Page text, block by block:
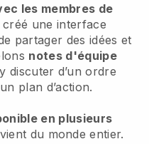
les membres de
une interface
partager des idées et
notes d'équipe
discuter d’un ordre
plan d’action.
en plusieurs
du monde entier.